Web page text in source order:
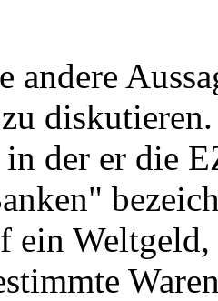
andere
der er die
ein